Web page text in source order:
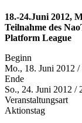
18.-24.Juni 2012,
Teilnahme des
Platform League
Beginn
Mo., 18. Juni 2012
Ende
So., 24. Juni 2012 /
Veranstaltungsart
Aktionstag